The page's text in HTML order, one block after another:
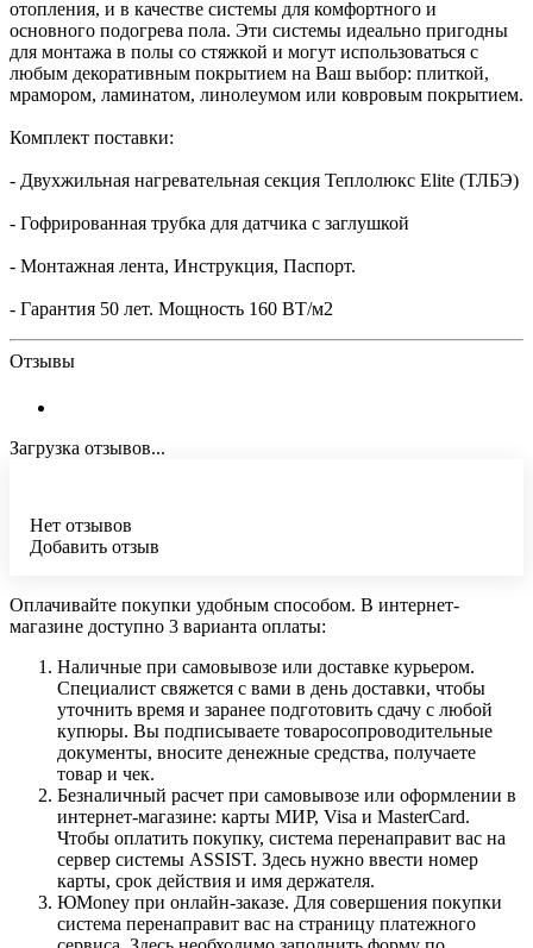
отопления, и в качестве системы для комфортного и
основного подогрева пола. Эти системы идеально пригодны
для монтажа в полы со стяжкой и могут использоваться с
любым декоративным покрытием на Ваш выбор: плиткой,
мрамором, ламинатом, линолеумом или ковровым покрытием.
Комплект поставки:
- Двухжильная нагревательная секция Теплолюкс Elite (ТЛБЭ)
- Гофрированная трубка для датчика с заглушкой
- Монтажная лента, Инструкция, Паспорт.
- Гарантия 50 лет. Мощность 160 ВТ/м2
Отзывы
Загрузка отзывов...
Нет отзывов
Добавить отзыв
Оплачивайте покупки удобным способом. В интернет-
магазине доступно 3 варианта оплаты:
Наличные при самовывозе или доставке курьером.
Специалист свяжется с вами в день доставки, чтобы
уточнить время и заранее подготовить сдачу с любой
купюры. Вы подписываете товаросопроводительные
документы, вносите денежные средства, получаете
товар и чек.
Безналичный расчет при самовывозе или оформлении в
интернет-магазине: карты МИР, Visa и MasterCard.
Чтобы оплатить покупку, система перенаправит вас на
сервер системы ASSIST. Здесь нужно ввести номер
карты, срок действия и имя держателя.
ЮMoney при онлайн-заказе. Для совершения покупки
система перенаправит вас на страницу платежного